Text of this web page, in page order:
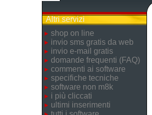
Altri servizi
shop on line
invio sms gratis da web
invio e-mail gratis
domande frequenti (FAQ)
commenti ai software
specifiche tecniche
software non m8k
i più cliccati
ultimi inserimenti